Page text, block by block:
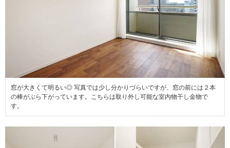
窓が大きくて明るい◎ 写真では少し分かりづらいですが、窓の前には２本
の棒がぶら下がっています。こちらは取り外し可能な室内物干し金物で
す。